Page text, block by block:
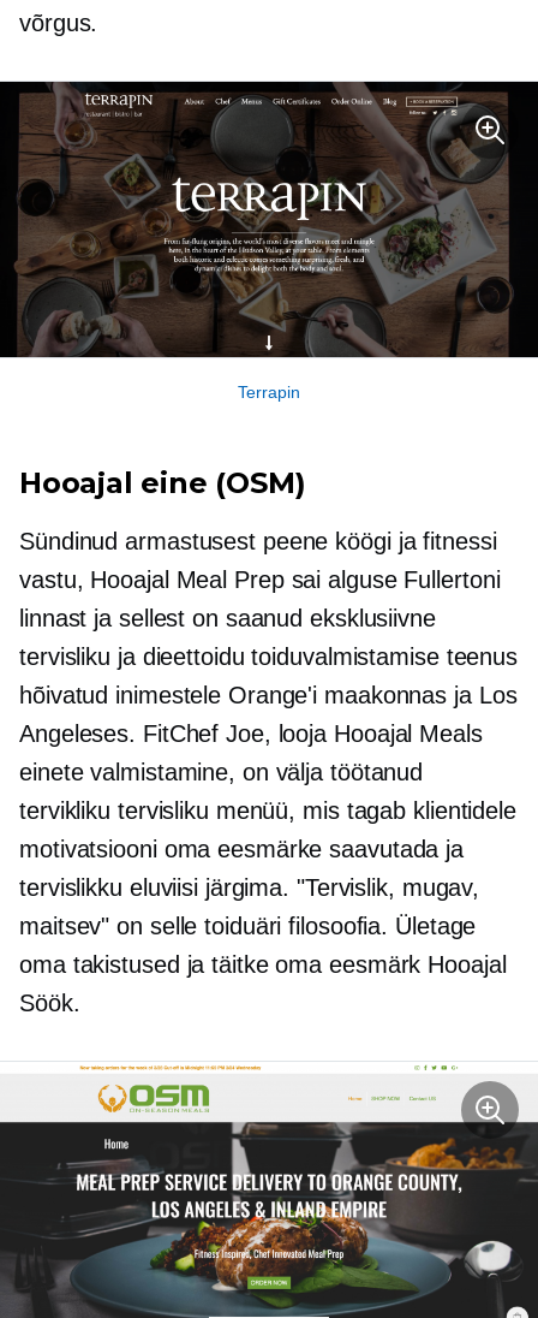
võrgus.
Terrapin
Hooajal eine (OSM)
Sündinud armastusest peene köögi ja fitnessi
vastu, Hooajal Meal Prep sai alguse Fullertoni
linnast ja sellest on saanud eksklusiivne
tervisliku ja dieettoidu toiduvalmistamise teenus
hõivatud inimestele Orange'i maakonnas ja Los
Angeleses. FitChef Joe, looja Hooajal Meals
einete valmistamine, on välja töötanud
tervikliku tervisliku menüü, mis tagab klientidele
motivatsiooni oma eesmärke saavutada ja
tervislikku eluviisi järgima. "Tervislik, mugav,
maitsev" on selle toiduäri filosoofia. Ületage
oma takistused ja täitke oma eesmärk Hooajal
Söök.